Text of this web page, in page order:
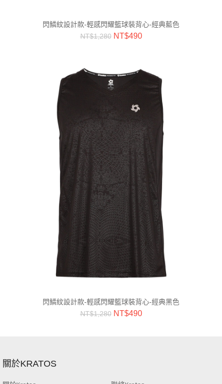
閃鱗紋設計款-輕感閃耀籃球裝背心-經典藍色
NT$1,280 NT$490
閃鱗紋設計款-輕感閃耀籃球裝背心-經典黑色
NT$1,280 NT$490
關於KRATOS